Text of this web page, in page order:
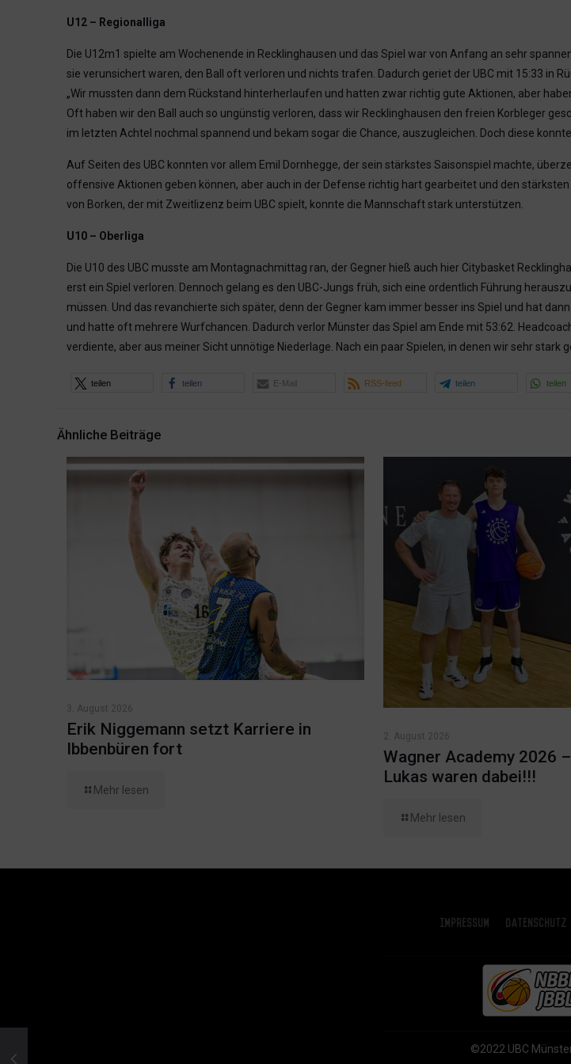
U12 – Regionalliga
Die U12m1 spielte am Wochenende in Recklinghausen und das Spiel war von Anfang an sehr
sie verunsichert waren, den Ball oft verloren und nichts trafen. Dadurch geriet der UBC mit 15:33 in
„Wir mussten dann dem Rückstand hinterherlaufen und hatten zwar richtig gute Aktionen, aber
Oft haben wir den Ball auch so ungünstig verloren, dass wir Recklinghausen den freien Korbleger
im letzten Achtel nochmal spannend und bekam sogar die Chance, auszugleichen. Doch diese
Auf Seiten des UBC konnten vor allem Emil Dornhegge, der sein stärkstes Saisonspiel machte,
offensive Aktionen geben können, aber auch in der Defense richtig hart gearbeitet und den
von Borken, der mit Zweitlizenz beim UBC spielt, konnte die Mannschaft stark unterstützen.
U10 – Oberliga
Die U10 des UBC musste am Montagnachmittag ran, der Gegner hieß auch hier Citybasket
erst ein Spiel verloren. Dennoch gelang es den UBC-Jungs früh, sich eine ordentlich Führung
müssen. Und das revanchierte sich später, denn der Gegner kam immer besser ins Spiel und hat
und hatte oft mehrere Wurfchancen. Dadurch verlor Münster das Spiel am Ende mit 53:62.
verdiente, aber aus meiner Sicht unnötige Niederlage. Nach ein paar Spielen, in denen wir sehr
teilen teilen E-Mail RSS-feed teilen teilen
Ähnliche Beiträge
3. August 2026
Erik Niggemann setzt Karriere in
Ibbenbüren fort
Mehr lesen
2. August 2026
Wagner Academy 2026
Lukas waren dabei!!!
Mehr lesen
Impressum Datenschutz
©2022 UBC